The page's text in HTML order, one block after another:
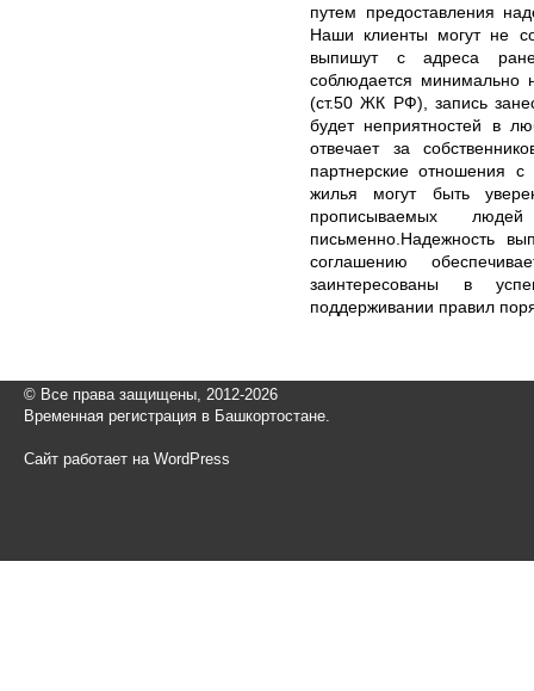
путем предоставления
Наши клиенты могут не
выпишут с адреса
соблюдается минимально
(ст.50 ЖК РФ), запись
будет неприятностей в
отвечает за
партнерские отношения
жилья могут быть
прописываемых
письменно.Надежность
соглашению
заинтересованы в
поддерживании правил
© Все права защищены, 2012-2026
Временная регистрация в Башкортостане.
Сайт работает на WordPress